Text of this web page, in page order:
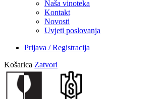
Naša vinoteka
Kontakt
Novosti
Uvjeti poslovanja
Prijava / Registracija
Košarica Zatvori